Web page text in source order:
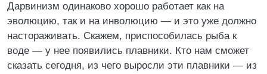
Дарвинизм одинаково хорошо работает как на
эволюцию, так и на инволюцию — и это уже должно
настораживать. Скажем, приспособилась рыба к
воде — у нее появились плавники. Кто нам сможет
сказать сегодня, из чего выросли эти плавники — из